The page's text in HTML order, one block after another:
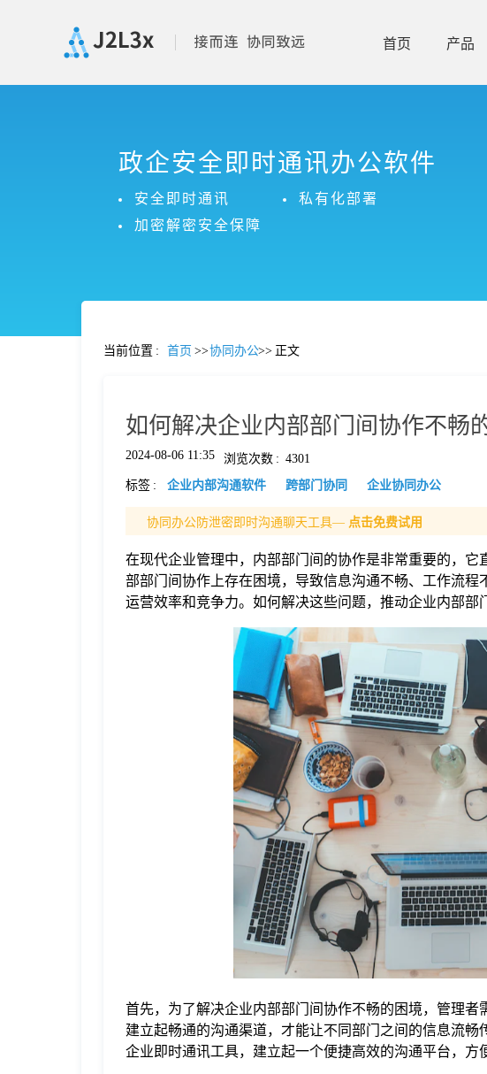
首页 产品
政企安全即时通讯办公软件
安全即时通讯
私有化部署
加密解密安全保障
当前位置 : 首页 >>协同办公>> 正文
如何解决企业内部部门间协作不畅
2024-08-06 11:35 浏览次数 : 4301
标签 : 企业内部沟通软件 跨部门协同 企业协同办公
协同办公防泄密即时沟通聊天工具— 点击免费试用
在现代企业管理中，内部部门间的协作是非常重要的，
部部门间协作上存在困境，导致信息沟通不畅、工作流
运营效率和竞争力。如何解决这些问题，推动企业内部部
首先，为了解决企业内部部门间协作不畅的困境，管理
建立起畅通的沟通渠道，才能让不同部门之间的信息流
企业即时通讯工具，建立起一个便捷高效的沟通平台，方